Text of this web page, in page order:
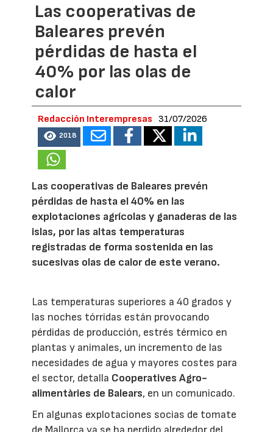
Las cooperativas de
Baleares prevén
pérdidas de hasta el
40% por las olas de
calor
Redacción Interempresas 31/07/2026
2018
Las cooperativas de Baleares prevén
pérdidas de hasta el 40% en las
explotaciones agrícolas y ganaderas de las
islas, por las altas temperaturas
registradas de forma sostenida en las
sucesivas olas de calor de este verano.
Las temperaturas superiores a 40 grados y
las noches tórridas están provocando
pérdidas de producción, estrés térmico en
plantas y animales, un incremento de las
necesidades de agua y mayores costes para
el sector, detalla Cooperatives Agro-
alimentàries de Balears, en un comunicado.
En algunas explotaciones socias de tomate